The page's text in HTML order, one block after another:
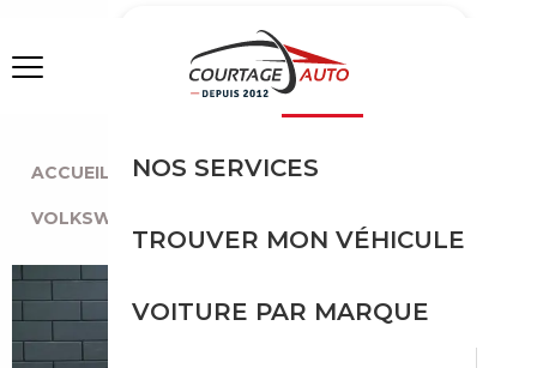
ACCUEIL TOUTES LES MARQUES
VOLKSWAGEN
MENU
NOS SERVICES
TROUVER MON VÉHICULE
VOITURE PAR MARQUE